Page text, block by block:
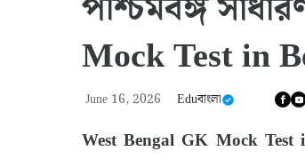
Mock Test in
June 16, 2026 Eduবাংলা
West Bengal GK Mock Test